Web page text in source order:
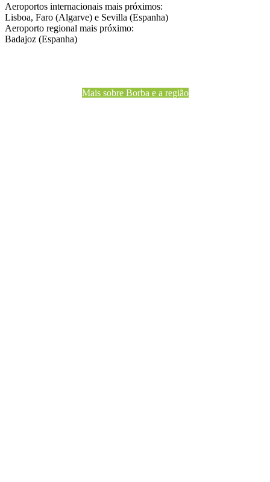
Aeroportos internacionais mais próximos:
Lisboa, Faro (Algarve) e Sevilla (Espanha)
Aeroporto regional mais próximo:
Badajoz (Espanha)
Mais sobre Borba e a região